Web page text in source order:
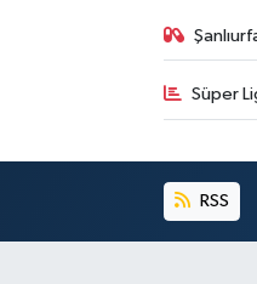
Süper
RSS